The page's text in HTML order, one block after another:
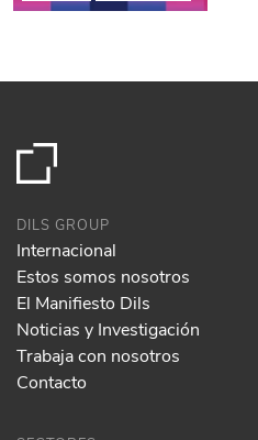
DILS GROUP
Internacional
Estos somos nosotros
El Manifiesto Dils
Noticias y Investigación
Trabaja con nosotros
Contacto